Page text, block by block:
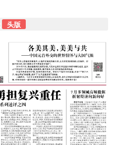
头版